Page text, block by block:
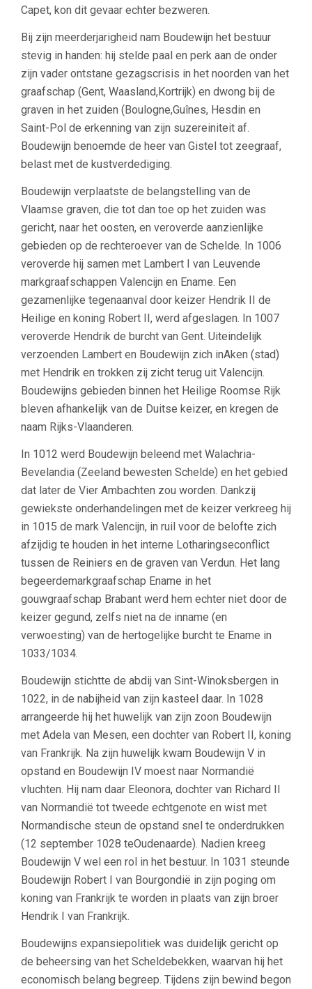
Capet, kon dit gevaar echter bezweren.
Bij zijn meerderjarigheid nam Boudewijn het bestuur
stevig in handen: hij stelde paal en perk aan de onder
zijn vader ontstane gezagscrisis in het noorden van het
graafschap (Gent, Waasland,Kortrijk) en dwong bij de
graven in het zuiden (Boulogne,Guînes, Hesdin en
Saint-Pol de erkenning van zijn suzereiniteit af.
Boudewijn benoemde de heer van Gistel tot zeegraaf,
belast met de kustverdediging.
Boudewijn verplaatste de belangstelling van de
Vlaamse graven, die tot dan toe op het zuiden was
gericht, naar het oosten, en veroverde aanzienlijke
gebieden op de rechteroever van de Schelde. In 1006
veroverde hij samen met Lambert I van Leuvende
markgraafschappen Valencijn en Ename. Een
gezamenlijke tegenaanval door keizer Hendrik II de
Heilige en koning Robert II, werd afgeslagen. In 1007
veroverde Hendrik de burcht van Gent. Uiteindelijk
verzoenden Lambert en Boudewijn zich inAken (stad)
met Hendrik en trokken zij zicht terug uit Valencijn.
Boudewijns gebieden binnen het Heilige Roomse Rijk
bleven afhankelijk van de Duitse keizer, en kregen de
naam Rijks-Vlaanderen.
In 1012 werd Boudewijn beleend met Walachria-
Bevelandia (Zeeland bewesten Schelde) en het gebied
dat later de Vier Ambachten zou worden. Dankzij
gewiekste onderhandelingen met de keizer verkreeg hij
in 1015 de mark Valencijn, in ruil voor de belofte zich
afzijdig te houden in het interne Lotharingseconflict
tussen de Reiniers en de graven van Verdun. Het lang
begeerdemarkgraafschap Ename in het
gouwgraafschap Brabant werd hem echter niet door de
keizer gegund, zelfs niet na de inname (en
verwoesting) van de hertogelijke burcht te Ename in
1033/1034.
Boudewijn stichtte de abdij van Sint-Winoksbergen in
1022, in de nabijheid van zijn kasteel daar. In 1028
arrangeerde hij het huwelijk van zijn zoon Boudewijn
met Adela van Mesen, een dochter van Robert II, koning
van Frankrijk. Na zijn huwelijk kwam Boudewijn V in
opstand en Boudewijn IV moest naar Normandië
vluchten. Hij nam daar Eleonora, dochter van Richard II
van Normandië tot tweede echtgenote en wist met
Normandische steun de opstand snel te onderdrukken
(12 september 1028 teOudenaarde). Nadien kreeg
Boudewijn V wel een rol in het bestuur. In 1031 steunde
Boudewijn Robert I van Bourgondië in zijn poging om
koning van Frankrijk te worden in plaats van zijn broer
Hendrik I van Frankrijk.
Boudewijns expansiepolitiek was duidelijk gericht op
de beheersing van het Scheldebekken, waarvan hij het
economisch belang begreep. Tijdens zijn bewind begon